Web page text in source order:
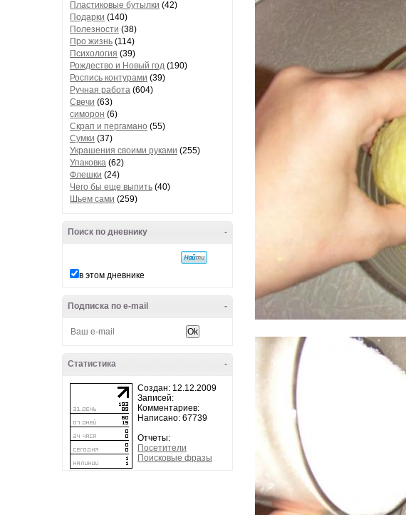
Пластиковые бутылки (42)
Подарки (140)
Полезности (38)
Про жизнь (114)
Психология (39)
Рождество и Новый год (190)
Роспись контурами (39)
Ручная работа (604)
Свечи (63)
симорон (6)
Скрап и пергамано (55)
Сумки (37)
Украшения своими руками (255)
Упаковка (62)
Флешки (24)
Чего бы еще выпить (40)
Шьем сами (259)
-
Поиск по дневнику
в этом дневнике
-
Подписка по e-mail
-
Статистика
Создан: 12.12.2009
Записей:
Комментариев:
Написано: 67739
Отчеты:
Посетители
Поисковые фразы